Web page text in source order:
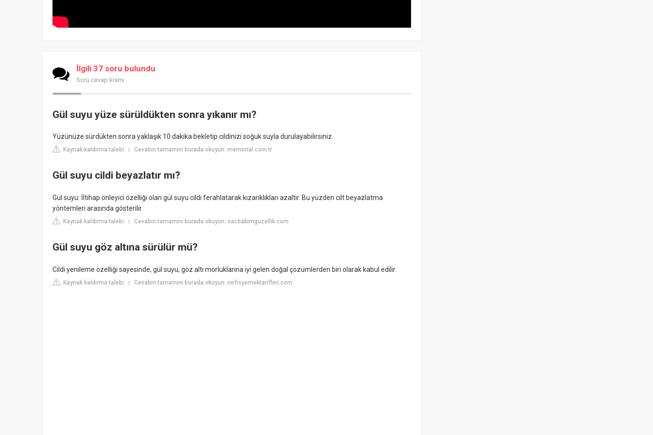
İlgili 37 soru bulundu
Soru cevap kısmı
Gül suyu yüze sürüldükten sonra yıkanır mı?
Yüzünüze sürdükten sonra yaklaşık 10 dakika bekletip cildinizi soğuk suyla durulayabilirsiniz.
Kaynak kaldırma talebi | Cevabın tamamını burada okuyun: memorial.com.tr
Gül suyu cildi beyazlatır mı?
Gül suyu: İltihap önleyici özelliği olan gül suyu cildi ferahlatarak kızarıklıkları azaltır. Bu yüzden cilt beyazlatma
yöntemleri arasında gösterilir.
Kaynak kaldırma talebi | Cevabın tamamını burada okuyun: sacbakimguzellik.com
Gül suyu göz altına sürülür mü?
Cildi yenileme özelliği sayesinde, gül suyu, göz altı morluklarına iyi gelen doğal çözümlerden biri olarak kabul edilir.
Kaynak kaldırma talebi | Cevabın tamamını burada okuyun: nefisyemektarifleri.com